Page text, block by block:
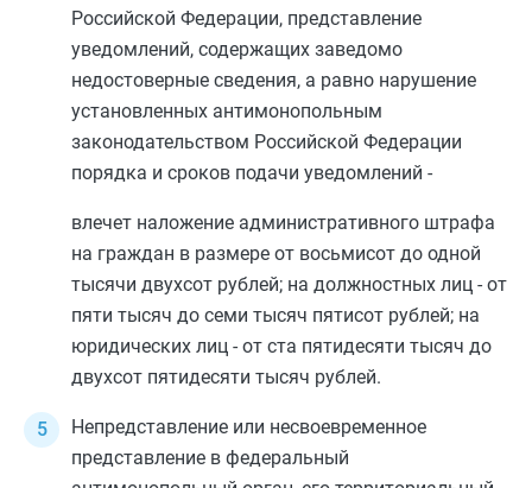
Российской Федерации, представление
уведомлений, содержащих заведомо
недостоверные сведения, а равно нарушение
установленных антимонопольным
законодательством Российской Федерации
порядка и сроков подачи уведомлений -
влечет наложение административного штрафа
на граждан в размере от восьмисот до одной
тысячи двухсот рублей; на должностных лиц - от
пяти тысяч до семи тысяч пятисот рублей; на
юридических лиц - от ста пятидесяти тысяч до
двухсот пятидесяти тысяч рублей.
Непредставление или несвоевременное
представление в федеральный